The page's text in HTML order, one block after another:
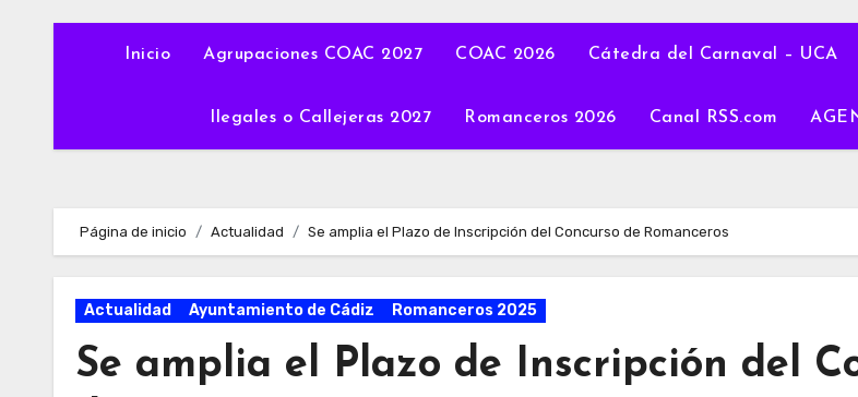
Inicio Agrupaciones COAC 2027 COAC 2026 Cátedra del Carnaval – UCA
Ilegales o Callejeras 2027 Romanceros 2026 Canal RSS.com
Página de inicio Actualidad Se amplia el Plazo de Inscripción del Concurso de Romanceros
Actualidad Ayuntamiento de Cádiz Romanceros 2025
Se amplia el Plazo de Inscripción del